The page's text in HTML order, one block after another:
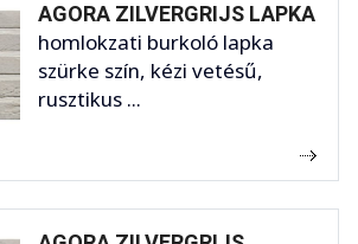
AGORA ZILVERGRIJS LAPKA
homlokzati burkoló lapka
szürke szín, kézi vetésű,
rusztikus ...